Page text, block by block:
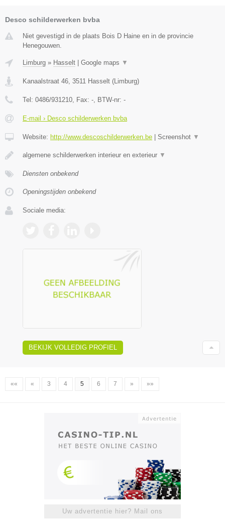
Desco schilderwerken bvba
Niet gevestigd in de plaats Bois D Haine en in de provincie
Henegouwen.
Limburg » Hasselt Google maps ▼
Kanaalstraat 46, 3511 Hasselt (Limburg)
Tel: 0486/931210, Fax: -, BTW-nr: -
E-mail › Desco schilderwerken bvba
Website: http://www.descoschilderwerken.be Screenshot ▼
algemene schilderwerken interieur en exterieur ▼
Diensten onbekend
Openingstijden onbekend
Sociale media:
BEKIJK VOLLEDIG PROFIEL
«« « 3 4 5 6 7 » »»
Uw advertentie hier? Mail ons